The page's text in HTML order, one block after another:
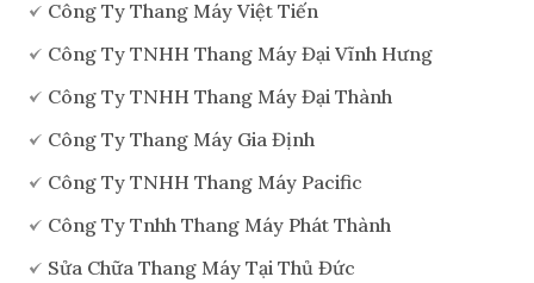
Công Ty Thang Máy Việt Tiến
Công Ty TNHH Thang Máy Đại Vĩnh Hưng
Công Ty TNHH Thang Máy Đại Thành
Công Ty Thang Máy Gia Định
Công Ty TNHH Thang Máy Pacific
Công Ty Tnhh Thang Máy Phát Thành
Sửa Chữa Thang Máy Tại Thủ Đức